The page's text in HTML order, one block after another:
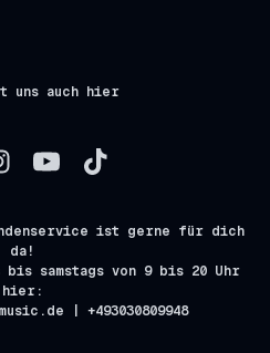
uns auch hier
ist gerne für dich
da!
bis samstags von 9 bis 20 Uhr
hier:
| +493030809948